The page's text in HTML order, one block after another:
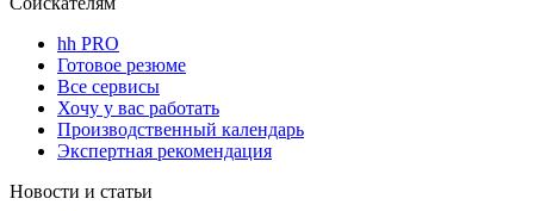
hh PRO
Готовое резюме
Все сервисы
Хочу у вас работать
Производственный календарь
Экспертная рекомендация
Новости и статьи